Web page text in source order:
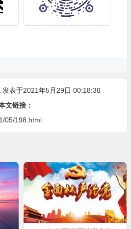
发表于2021年5月29日 00:18:38
文链接：
05/198.html